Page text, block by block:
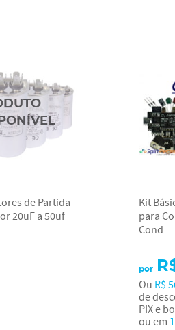
de Partida
20uF a 50uf
Kit
para
Cond
por
Ou R$
de
PIX e
ou em